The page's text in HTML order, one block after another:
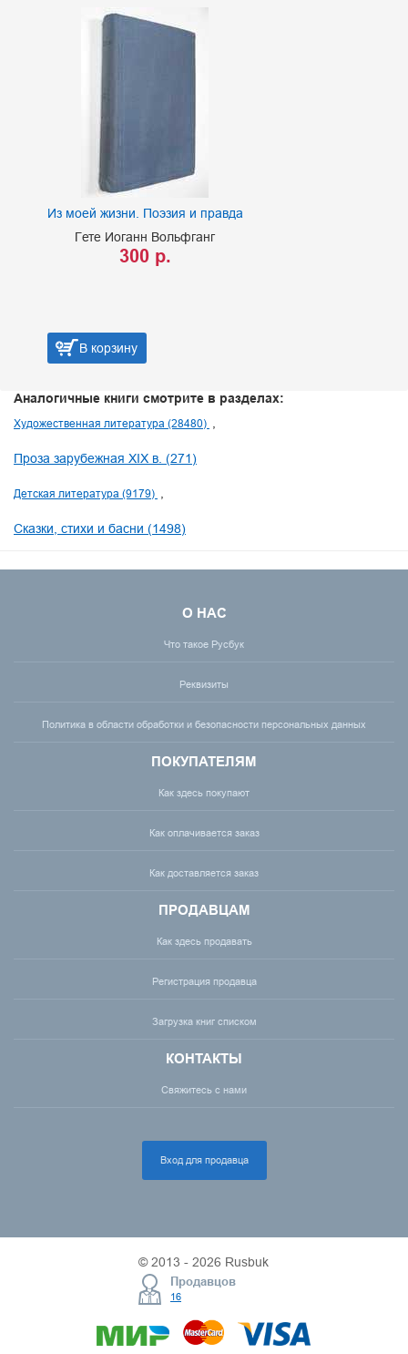
Из моей жизни. Поэзия и правда
Гете Иоганн Вольфганг
300 р.
В корзину
Аналогичные книги смотрите в разделах:
Художественная литература (28480)
Проза зарубежная XIX в. (271)
Детская литература (9179)
Сказки, стихи и басни (1498)
О НАС
Что такое Русбук
Реквизиты
Политика в области обработки и безопасности персональных данных
ПОКУПАТЕЛЯМ
Как здесь покупают
Как оплачивается заказ
Как доставляется заказ
ПРОДАВЦАМ
Как здесь продавать
Регистрация продавца
Загрузка книг списком
КОНТАКТЫ
Свяжитесь с нами
Вход для продавца
© 2013 - 2026 Rusbuk
Продавцов
16